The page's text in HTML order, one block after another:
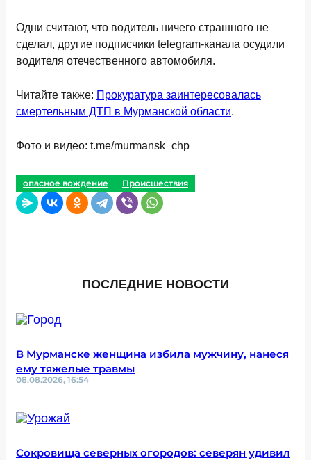
Одни считают, что водитель ничего страшного не
сделал, другие подписчики telegram-канала осудили
водителя отечественного автомобиля.
Читайте также: Прокуратура заинтересовалась
смертельным ДТП в Мурманской области.
Фото и видео: t.me/murmansk_chp
опасное вождение Происшествия
ПОСЛЕДНИЕ НОВОСТИ
В Мурманске женщина избила мужчину, нанеся
ему тяжелые травмы
08.08.2026, 16:54
Сокровища северных огородов: северян удивил